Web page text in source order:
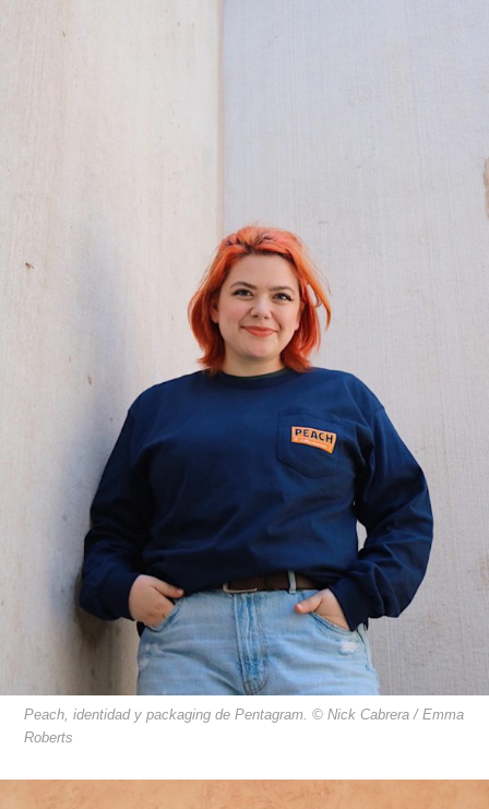
Peach, identidad y packaging de Pentagram. © Nick Cabrera / Emma
Roberts